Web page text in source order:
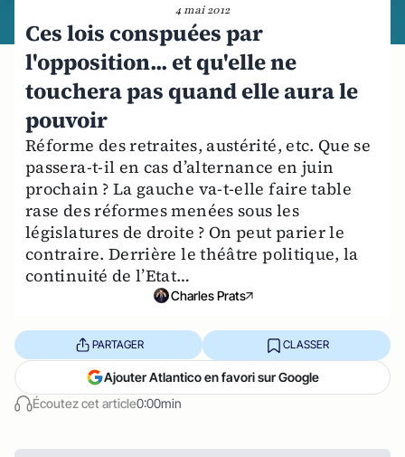
4 mai 2012
Ces lois conspuées par
l'opposition... et qu'elle ne
touchera pas quand elle aura le
pouvoir
Réforme des retraites, austérité, etc. Que se
passera-t-il en cas d’alternance en juin
prochain ? La gauche va-t-elle faire table
rase des réformes menées sous les
législatures de droite ? On peut parier le
contraire. Derrière le théâtre politique, la
continuité de l’Etat…
Charles Prats
Écoutez cet article0:00min
PARTAGER CLASSER
Ajouter Atlantico en favori sur Google